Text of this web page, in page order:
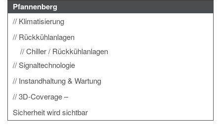
Pfannenberg
Klimatisierung
Rückkühlanlagen
Chiller / Rückkühlanlagen
Signaltechnologie
Instandhaltung & Wartung
3D-Coverage –
Sicherheit wird sichtbar